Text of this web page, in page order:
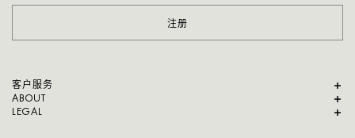
注册
客户服务
ABOUT
LEGAL